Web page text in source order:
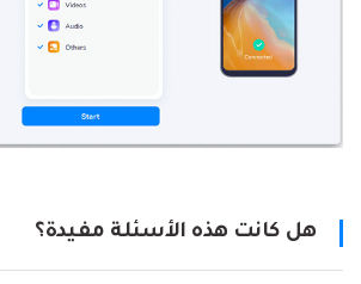
حفاظ الحالة ، وقراءة الدردشات
هل كانت هذه الأسئلة مفيدة؟